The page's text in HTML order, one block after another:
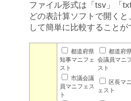
ファイル形式は「tsv」「
どの表計算ソフトで開くと
して簡単に比較することが
都道府県
知事マニフェ
スト
都道府
会議員マニ
スト
市議会議
員マニフェス
ト
区長マ
ェスト